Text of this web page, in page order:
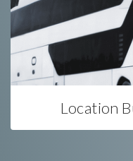
Location